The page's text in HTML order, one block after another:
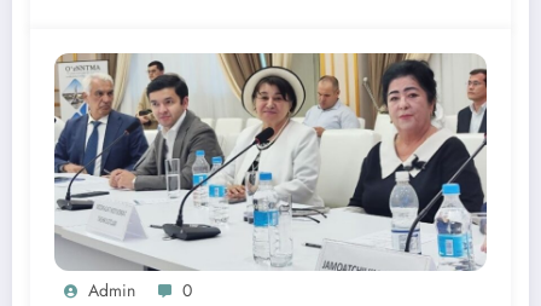
Admin 0